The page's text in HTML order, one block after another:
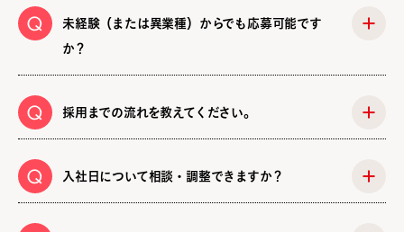
未経験（または異業種）からでも応募可能です
か？
採用までの流れを教えてください。
入社日について相談・調整できますか？